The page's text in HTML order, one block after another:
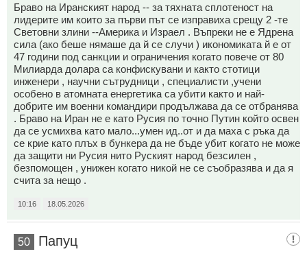
Браво на Иранският народ -- за тяхната сплотеност на
лидерите им които за първи път се изправиха срещу 2 -те
Световни злини --Америка и Израел . Въпреки не е Ядрена
сила (ако беше нямаше да й се случи ) икономиката й е от
47 години под санкции и ограничения когато повече от 80
Милиарда долара са конфискувани и както стотици
инженери , научни сътрудници , специалисти ,учени
особено в атомната енергетика са убити както и най-
добрите им военни командири продължава да се отбранява
. Браво на Иран не е като Русия по точно Путин който освен
да се усмихва като мало...умен ид..от и да маха с ръка да
се крие като плъх в бункера да не бъде убит когaтo не може
да защити ни Русия нито Руският народ безсилен ,
безпомощен , унижен когато никой не се съобразява и да я
счита за нещо .
10:16 18.05.2026
50 Папуц